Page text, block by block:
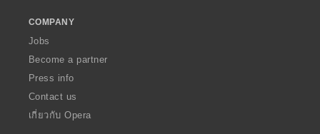
COMPANY
Jobs
Become a partner
Press info
Contact us
เกี่ยวกับ Opera